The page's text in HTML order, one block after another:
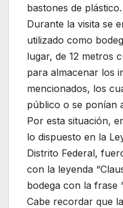
bastones de plástico.
Durante la visita se
utilizado como
lugar, de 12 metros
para almacenar los
mencionados, los
público o se ponían
Por esta situación,
lo dispuesto en la
Distrito Federal,
con la leyenda
bodega con la frase
Cabe recordar que